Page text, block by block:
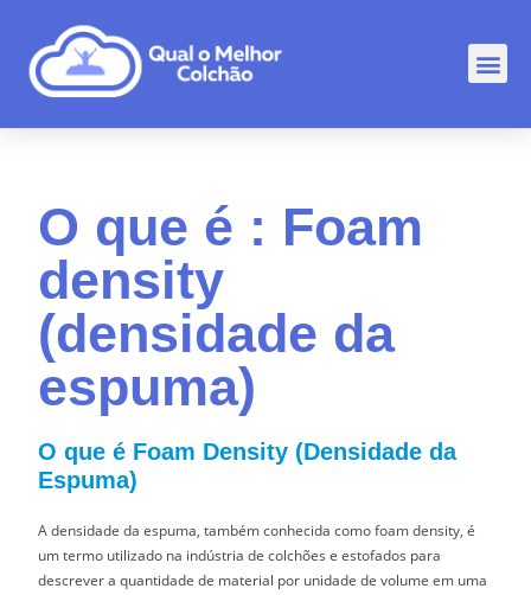
O que é : Foam
density
(densidade da
espuma)
O que é Foam Density (Densidade da
Espuma)
A densidade da espuma, também conhecida como foam density, é
um termo utilizado na indústria de colchões e estofados para
descrever a quantidade de material por unidade de volume em uma